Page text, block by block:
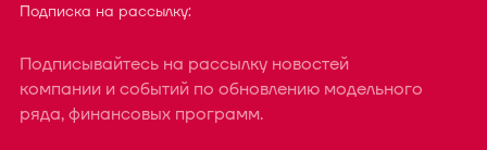
Подписка на рассылку:
Подписывайтесь на рассылку новостей
компании и событий по обновлению модельного
ряда, финансовых программ.